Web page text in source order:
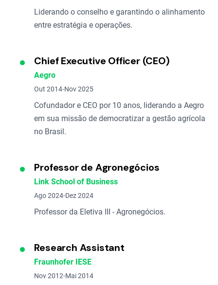
Liderando o conselho e garantindo o alinhamento
entre estratégia e operações.
Chief Executive Officer (CEO)
Aegro
Out 2014-Nov 2025
Cofundador e CEO por 10 anos, liderando a Aegro
em sua missão de democratizar a gestão agrícola
no Brasil.
Professor de Agronegócios
Link School of Business
Ago 2024-Dez 2024
Professor da Eletiva III - Agronegócios.
Research Assistant
Fraunhofer IESE
Nov 2012-Mai 2014